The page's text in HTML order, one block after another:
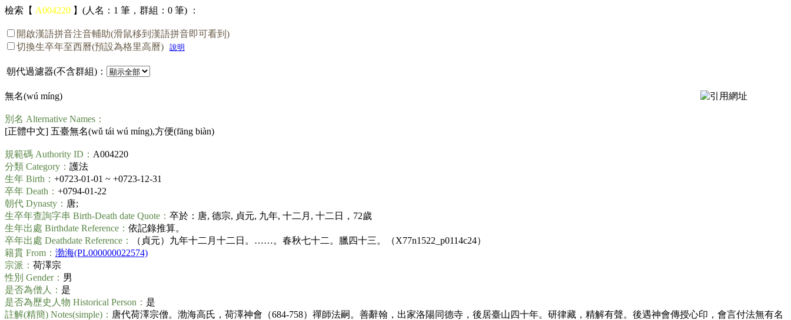
檢索【 A004220 】(人名：1 筆，群組：0 筆) ：
開啟漢語拼音注音輔助(滑鼠移到漢語拼音即可看到)
切換生卒年至西曆(預設為格里高曆)
說明
朝代過濾器(不含群組)：
無名(wú míng)
別名 Alternative Names：
[正體中文] 五臺無名(wǔ tái wú míng),方便(fāng biàn)
規範碼 Authority ID： A004220
分類 Category： 護法
生年 Birth： +0723-01-01 ~ +0723-12-31
卒年 Death： +0794-01-22
朝代 Dynasty： 唐;
生卒年查詢字串 Birth-Death date Quote： 卒於：唐, 德宗, 貞元, 九年, 十二月, 十二日，72歲
生年出處 Birthdate Reference： 依記錄推算。
卒年出處 Deathdate Reference：
（貞元）九年十二月十二日。……。春秋七十二。臘四十三。（X77n1522_p0114c24）
籍貫 From： 渤海(PL000000022574)
宗派： 荷澤宗
性別 Gender： 男
是否為僧人： 是
是否為歷史人物 Historical Person： 是
註解(精簡) Notes(simple)： 唐代荷澤宗僧。渤海高氏，荷澤神會（684-758）禪師法嗣。善辭翰，出家洛陽同德寺，後居臺山四十年。研律藏，精解有聲。後遇神會傳授心印，會言付法無有名